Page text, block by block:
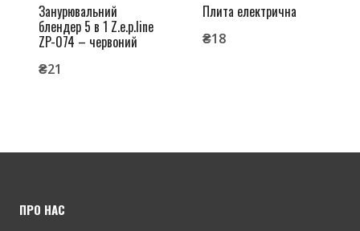
Занурювальний
блендер 5 в 1 Z.e.p.line
ZP-074 – червоний
₴21
Плита електрична
₴18
ПРО НАС